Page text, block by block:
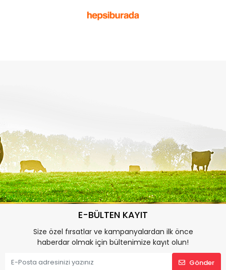
E-BÜLTEN KAYIT
Size özel fırsatlar ve kampanyalardan ilk önce
haberdar olmak için bültenimize kayıt olun!
Gönder